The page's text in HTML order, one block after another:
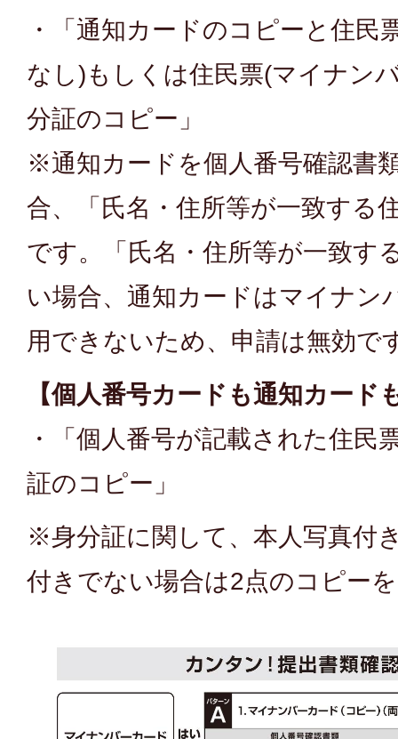
・「通知カードのコピーと住民
なし)もしくは住民票(マイナン
分証のコピー」
※通知カードを個人番号確認書
合、「氏名・住所等が一致する
です。「氏名・住所等が一致す
い場合、通知カードはマイナン
用できないため、申請は無効で
【個人番号カードも通知カード
・「個人番号が記載された住民
証のコピー」
※身分証に関して、本人写真付
付きでない場合は2点のコピー